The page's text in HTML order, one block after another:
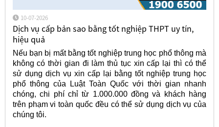
10-07-2026
Dịch vụ cấp bản sao bằng tốt nghiệp THPT uy tín,
hiệu quả
Nếu bạn bị mất bằng tốt nghiệp trung học phổ thông mà
không có thời gian đi làm thủ tục xin cấp lại thì có thể
sử dụng dịch vụ xin cấp lại bằng tốt nghiệp trung học
phổ thông của Luật Toàn Quốc với thời gian nhanh
chóng, chi phí chỉ từ 1.000.000 đồng và khách hàng
trên phạm vi toàn quốc đều có thể sử dụng dịch vụ của
chúng tôi.